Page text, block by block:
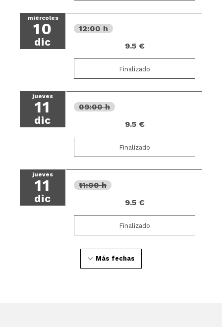
miércoles
10
dic
12:00 h
9.5 €
Finalizado
jueves
11
dic
09:00 h
9.5 €
Finalizado
jueves
11
dic
11:00 h
9.5 €
Finalizado
Más fechas